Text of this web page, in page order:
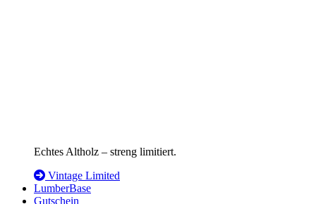
Echtes Altholz – streng limitiert.
Vintage Limited
LumberBase
Gutschein